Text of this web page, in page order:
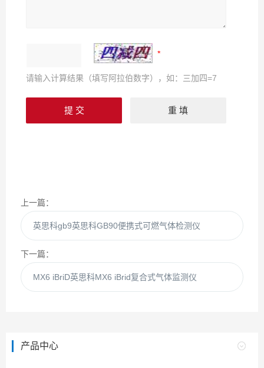
请输入计算结果（填写阿拉伯数字），如：三加四=7
上一篇：
英思科gb9英思科GB90便携式可燃气体检测仪
下一篇：
MX6 iBriD英思科MX6 iBrid复合式气体监测仪
产品中心